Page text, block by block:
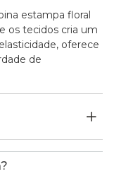
estampa floral
os tecidos cria um
oferece
de